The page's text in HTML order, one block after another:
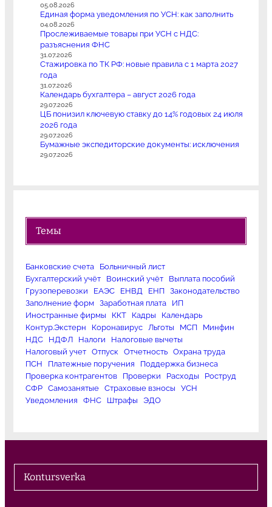
05.08.2026
Единая форма уведомления по УСН: как заполнить
04.08.2026
Прослеживаемые товары при УСН с НДС:
разъяснения ФНС
31.07.2026
Стажировка по ТК РФ: новые правила с 1 марта 2027
года
31.07.2026
Календарь бухгалтера – август 2026 года
29.07.2026
ЦБ понизил ключевую ставку до 14% годовых 24 июля
2026 года
29.07.2026
Бумажные экспедиторские документы: исключения
29.07.2026
Темы
Банковские счета
Больничный лист
Бухгалтерский учёт
Воинский учёт
Выплата пособий
Грузоперевозки
ЕАЭС ЕНВД ЕНП
Законодательство
Заполнение форм
Заработная плата
ИП
Иностранные фирмы
ККТ Кадры
Календарь
Контур.Экстерн
Коронавирус Льготы МСП
Минфин
НДС
НДФЛ Налоги
Налоговые вычеты
Налоговый учет
Отпуск Отчетность
Охрана труда
ПСН
Платежные поручения
Поддержка бизнеса
Проверка контрагентов
Проверки Расходы
Роструд
СФР
Самозанятые Страховые взносы
УСН
Уведомления
ФНС Штрафы ЭДО
Kontursverka